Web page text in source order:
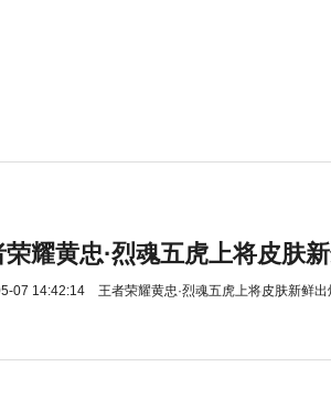
耀黄忠·烈魂五虎上将皮肤新
07 14:42:14 王者荣耀黄忠·烈魂五虎上将皮肤新鲜出